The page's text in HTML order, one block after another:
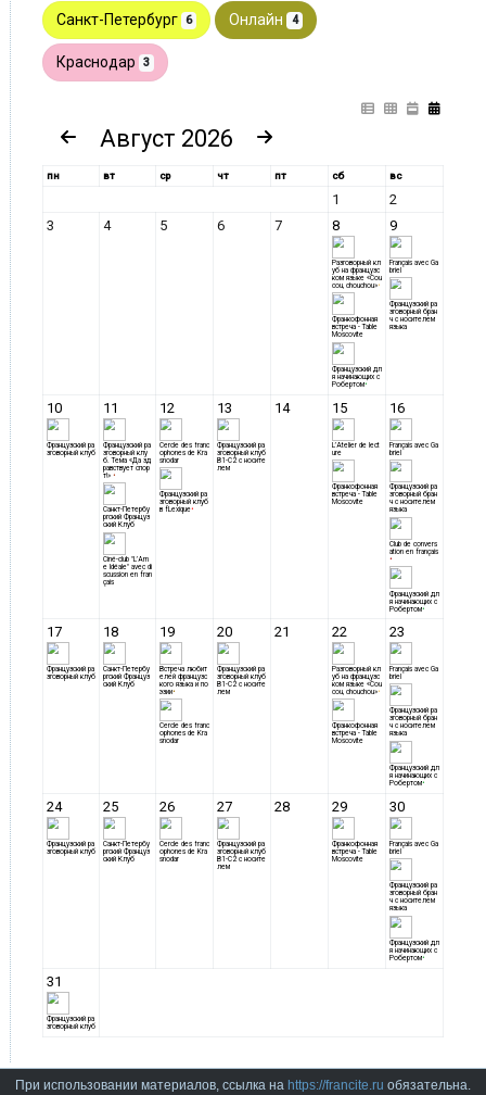
При использовании материалов, ссылка на https://francite.ru обязательна.